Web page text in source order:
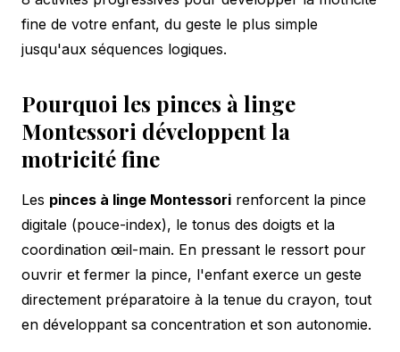
fine de votre enfant, du geste le plus simple
jusqu'aux séquences logiques.
Pourquoi les pinces à linge
Montessori développent la
motricité fine
Les pinces à linge Montessori renforcent la pince
digitale (pouce-index), le tonus des doigts et la
coordination œil-main. En pressant le ressort pour
ouvrir et fermer la pince, l'enfant exerce un geste
directement préparatoire à la tenue du crayon, tout
en développant sa concentration et son autonomie.